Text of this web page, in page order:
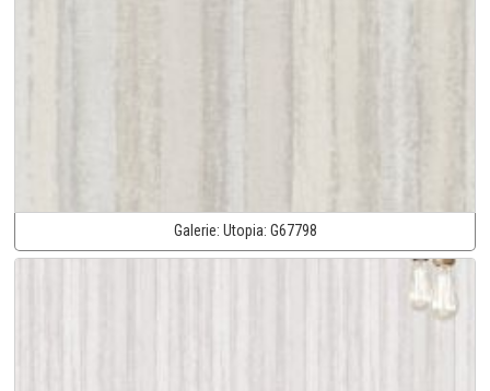
Galerie: Utopia: G67798